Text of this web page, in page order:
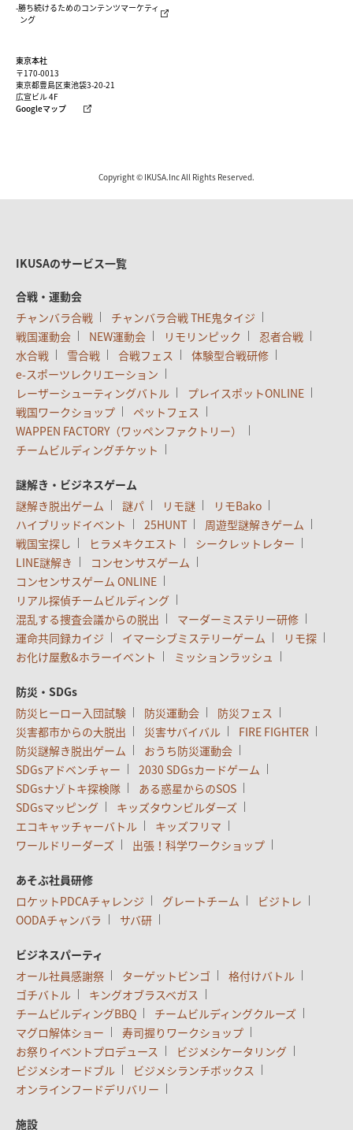
東京本社
〒170-0013
東京都豊島区東池袋3-20-21
広宣ビル 4F
Googleマップ
-勝ち続けるためのコンテンツマーケティ
ング
Copyright © IKUSA.Inc All Rights Reserved.
IKUSAのサービス一覧
合戦・運動会
チャンバラ合戦
チャンバラ合戦 THE鬼タイジ
戦国運動会
NEW運動会 リモリンピック
忍者合戦
水合戦
雪合戦 合戦フェス
体験型合戦研修
e-スポーツレクリエーション
レーザーシューティングバトル
プレイスポットONLINE
戦国ワークショップ
ペットフェス
WAPPEN FACTORY（ワッペンファクトリー）
チームビルディングチケット
謎解き・ビジネスゲーム
謎解き脱出ゲーム
謎パ リモ謎
リモBako
ハイブリッドイベント
25HUNT
周遊型謎解きゲーム
戦国宝探し
ヒラメキクエスト
シークレットレター
LINE謎解き
コンセンサスゲーム
コンセンサスゲーム ONLINE
リアル探偵チームビルディング
混乱する捜査会議からの脱出
マーダーミステリー研修
運命共同録カイジ
イマーシブミステリーゲーム
リモ探
お化け屋敷&ホラーイベント
ミッションラッシュ
防災・SDGs
防災ヒーロー入団試験
防災運動会
防災フェス
災害都市からの大脱出
災害サバイバル
FIRE FIGHTER
防災謎解き脱出ゲーム
おうち防災運動会
SDGsアドベンチャー
2030 SDGsカードゲーム
SDGsナゾトキ探検隊
ある惑星からのSOS
SDGsマッピング
キッズタウンビルダーズ
エコキャッチャーバトル
キッズフリマ
ワールドリーダーズ
出張！科学ワークショップ
あそぶ社員研修
ロケットPDCAチャレンジ
グレートチーム
ビジトレ
OODAチャンバラ
サバ研
ビジネスパーティ
オール社員感謝祭
ターゲットビンゴ
格付けバトル
ゴチバトル
キングオブラスベガス
チームビルディングBBQ
チームビルディングクルーズ
マグロ解体ショー
寿司握りワークショップ
お祭りイベントプロデュース
ビジメシケータリング
ビジメシオードブル
ビジメシランチボックス
オンラインフードデリバリー
施設